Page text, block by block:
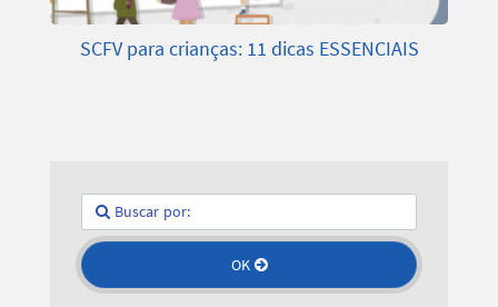
SCFV para crianças: 11 dicas ESSENCIAIS